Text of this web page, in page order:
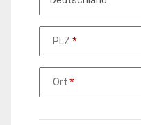
PLZ
Ort